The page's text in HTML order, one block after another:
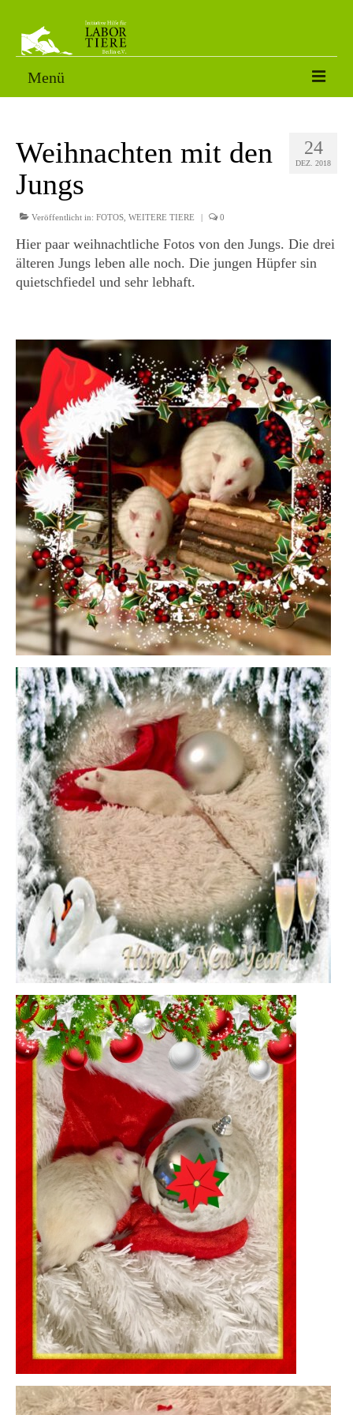
Menü
SORGENFÄLLE
PATENSCHAFT
AKTUELLES
FOTOS
NACH DEM LABOR
HELFEN
KONTAKT
24
DEZ. 2018
Weihnachten mit den
Jungs
Veröffentlicht in: FOTOS WEITERE TIERE | 0
Hier paar weihnachtliche Fotos von den Jungs. Die drei
älteren Jungs leben alle noch. Die jungen Hüpfer sin
quietschfiedel und sehr lebhaft.